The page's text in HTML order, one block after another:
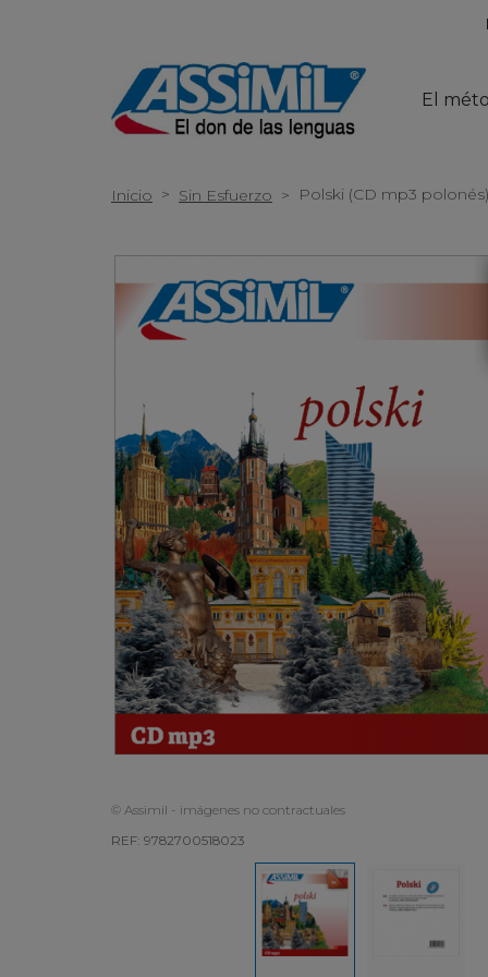
El
Inicio > Sin Esfuerzo > Polski (CD mp3 polonés)
© Assimil - imágenes no contractuales
REF: 9782700518023